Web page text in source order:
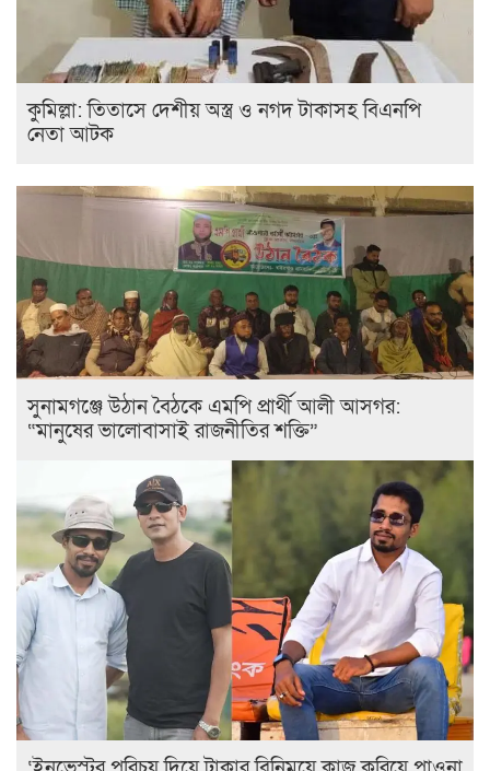
কুমিল্লা: তিতাসে দেশীয় অস্ত্র ও নগদ টাকাসহ বিএনপি
নেতা আটক
সুনামগঞ্জে উঠান বৈঠকে এমপি প্রার্থী আলী আসগর:
“মানুষের ভালোবাসাই রাজনীতির শক্তি”